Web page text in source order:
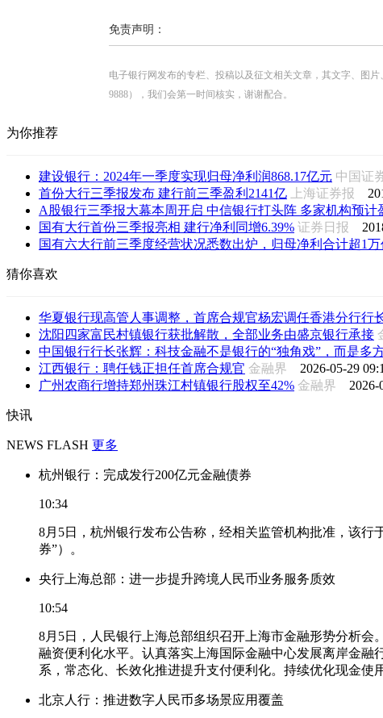
免责声明：
电子银行网发布的专栏、投稿以及征文相关文章，其文字、图
9888），我们会第一时间核实，谢谢配合。
为你推荐
建设银行：2024年一季度实现归母净利润868.17亿元 中国证
首份大行三季报发布 建行前三季盈利2141亿
上海证券报
A股银行三季报大幕本周开启 中信银行打头阵 多家机构预计
国有大行首份三季报亮相 建行净利同增6.39% 证券日报
国有六大行前三季度经营状况悉数出炉，归母净利合计超1万
猜你喜欢
华夏银行现高管人事调整，首席合规官杨宏调任香港分行行
沈阳四家富民村镇银行获批解散，全部业务由盛京银行承接
中国银行行长张辉：科技金融不是银行的“独角戏”，而是多
江西银行：聘任钱正担任首席合规官 金融界 2026-05-29
广州农商行增持郑州珠江村镇银行股权至42% 金融界 2026-
快讯
NEWS FLASH 更多
杭州银行：完成发行200亿元金融债券
10:34
8月5日，杭州银行发布公告称，经相关监管机构批准，该行
券”）。
央行上海总部：进一步提升跨境人民币业务服务质效
10:54
8月5日，人民银行上海总部组织召开上海市金融形势分析
融资便利化水平。认真落实上海国际金融中心发展离岸金
系，常态化、长效化推进提升支付便利化。持续优化现金使
北京人行：推进数字人民币多场景应用覆盖